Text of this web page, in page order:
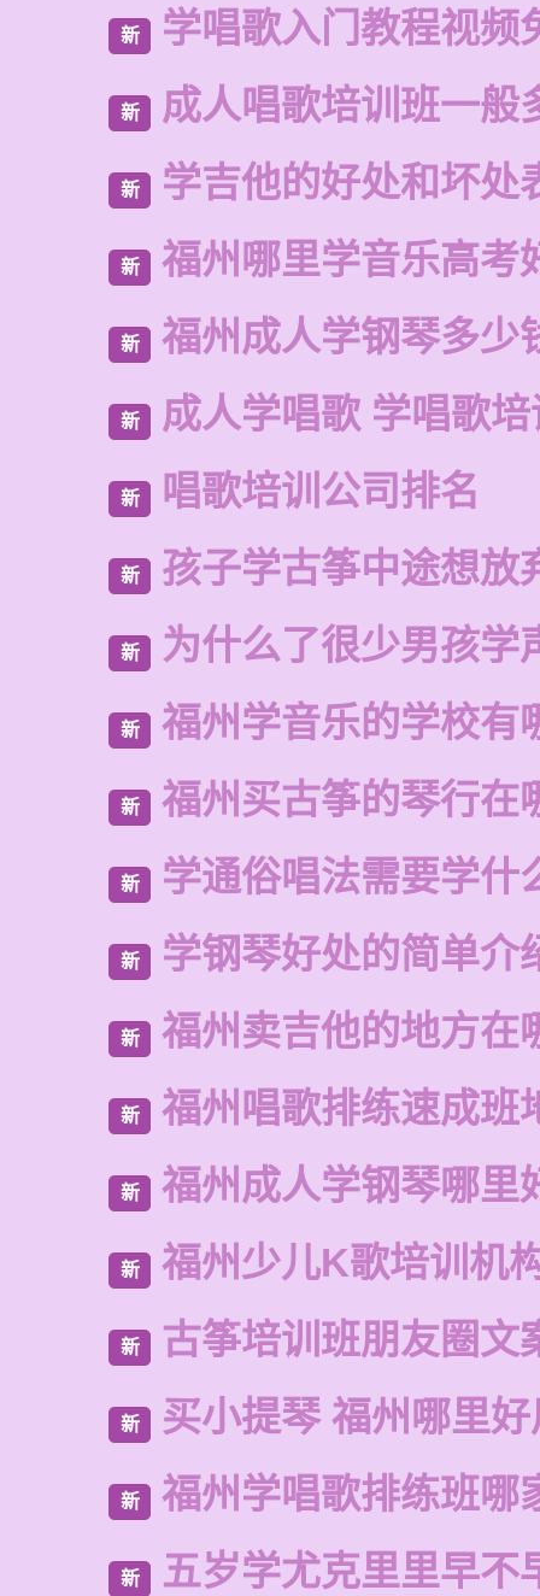
新 学唱歌入门教程视频
新 成人唱歌培训班一般
新 学吉他的好处和坏处
新 福州哪里学音乐高考
新 福州成人学钢琴多少
新 成人学唱歌 学唱歌
新 唱歌培训公司排名
新 孩子学古筝中途想放
新 为什么了很少男孩学
新 福州学音乐的学校有
新 福州买古筝的琴行在
新 学通俗唱法需要学什
新 学钢琴好处的简单介
新 福州卖吉他的地方在
新 福州唱歌排练速成班
新 福州成人学钢琴哪里
新 福州少儿K歌培训机
新 古筝培训班朋友圈文
新 买小提琴 福州哪里
新 福州学唱歌排练班哪
新 五岁学尤克里里早不